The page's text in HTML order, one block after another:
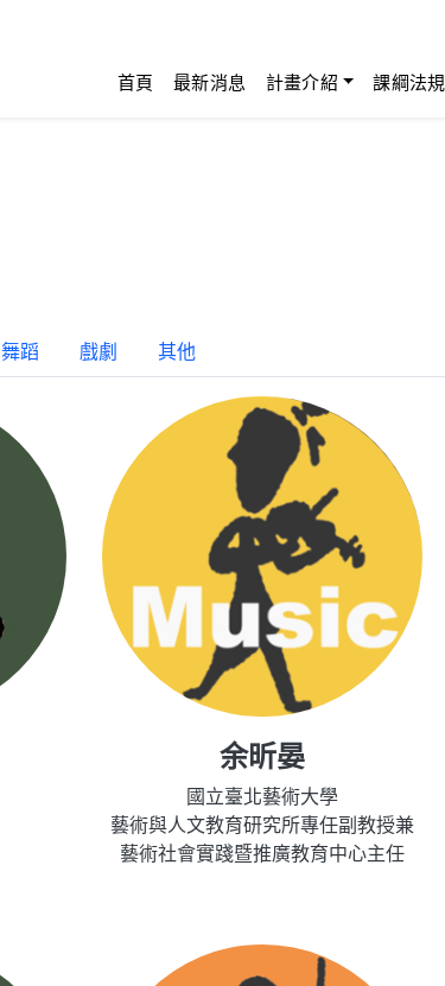
首頁 最新消息 計畫介紹 課綱法規
舞蹈 戲劇 其他
余昕晏
國立臺北藝術大學
藝術與人文教育研究所專任副教授兼
藝術社會實踐暨推廣教育中心主任